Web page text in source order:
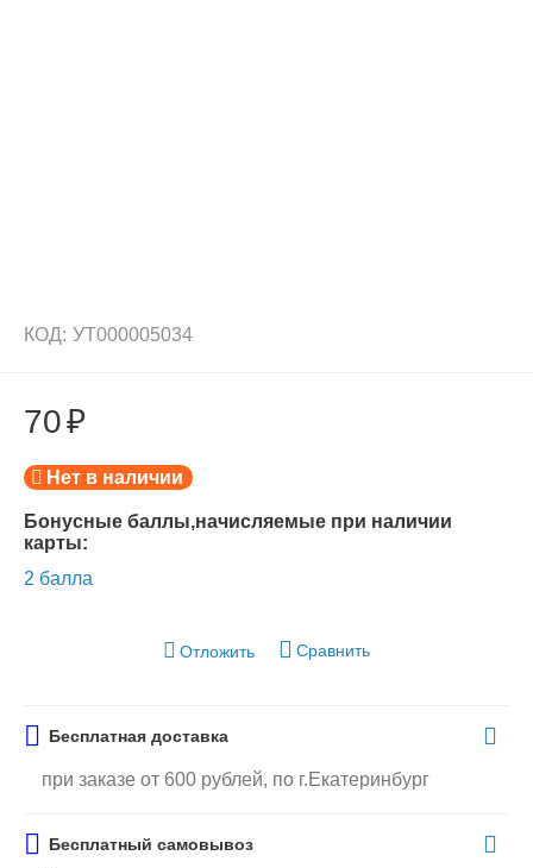
КОД: УТ000005034
70₽
Нет в наличии
Бонусные баллы,начисляемые при наличии
карты:
2 балла
Отложить Сравнить
Бесплатная доставка
при заказе от 600 рублей, по г.Екатеринбург
Бесплатный самовывоз